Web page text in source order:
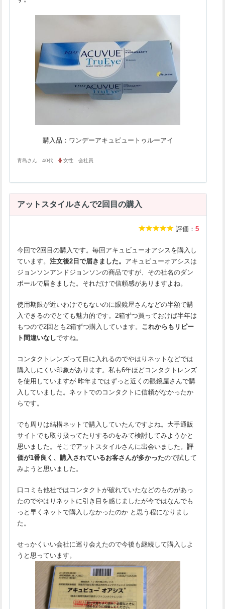
購入品：ワンデーアキュビュートゥルーアイ
青島さん 40代 女性 会社員
アットスタイルさんで2回目の購入
評価： 5
今回で2回目の購入です。毎回アキュビューオアシスを購入し
ています。 注文後2日で届きました。 アキュビューオアシスは
ジョンソンアンドジョンソンの商品ですが、その社名のダン
ボールで届きました。それだけで信頼感がありますよね。
使用期限が近いわけでもないのに眼鏡屋さんなどの半額で購
入できるのでとても魅力的です。2箱ずつ買っておけば半年は
もつので2回とも2箱ずつ購入しています。 これからもリピー
ト間違いなしですね。
コンタクトレンズって目に入れるのでやはりネットなどでは
購入しにくい印象があります。私も6年ほどコンタクトレンズ
を使用していますが 昨年まではずっと近くの眼鏡屋さんで購
入していました。ネットでのコンタクトに信頼がなかったか
らです。
でも周りは結構ネットで購入していたんですよね。大手通販
サイトでも取り扱ってたりするのをみて検討してみようかと
思いました。そこでアットスタイルさんに出会いました。 評
価が1番良く、購入されているお客さんが多かったので試して
みようと思いました。
口コミも他社ではコンタクトが破れていたなどのものがあっ
たのでやはりネットに引き目を感じましたが今ではなんでも
っと早くネットで購入しなかったのか と思う程になりまし
た。
せっかくいい会社に巡り会えたので今後も継続して購入しよ
うと思っています。